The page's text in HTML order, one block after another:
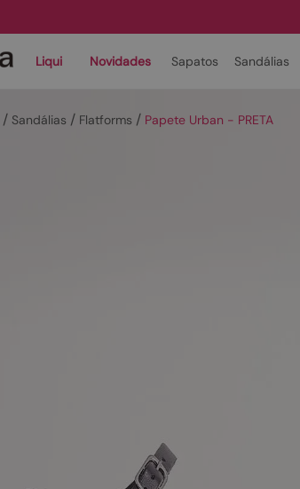
Liqui Novidades Sapatos Sandálias
Sandálias Flatforms Papete Urban - PRETA